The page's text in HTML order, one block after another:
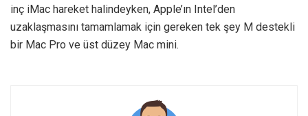
inç iMac hareket halindeyken, Apple’ın Intel’den
uzaklaşmasını tamamlamak için gereken tek şey M destekli
bir Mac Pro ve üst düzey Mac mini.